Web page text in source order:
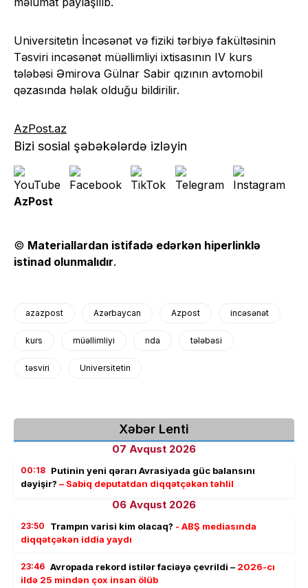
Universitetin İncəsənət və fiziki tərbiyə fakültəsinin
Təsviri incəsənət müəllimliyi ixtisasının IV kurs
tələbəsi Əmirova Gülnar Sabir qızının avtomobil
qəzasında həlak olduğu bildirilir.
AzPost.az
Bizi sosial şəbəkələrdə izləyin
AzPost
© Materiallardan istifadə edərkən hiperlinklə
istinad olunmalıdır.
azazpost Azərbaycan Azpost incəsənət
kurs müəllimliyi nda tələbəsi
təsviri Universitetin
Xəbər Lenti
07 Avqust 2026
00:18 Putinin yeni qərarı Avrasiyada güc balansını
dəyişir? – Sabiq deputatdan diqqətçəkən təhlil
06 Avqust 2026
23:50 Trampın varisi kim olacaq? - ABŞ mediasında
diqqətçəkən iddia yaydı
23:46 Avropada rekord istilər faciəyə çevrildi – 2026-cı
ildə 25 mindən çox insan ölüb